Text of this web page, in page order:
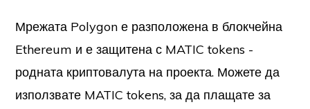
Мрежата Polygon е разположена в блокчейна
Ethereum и е защитена с MATIC tokens -
родната криптовалута на проекта. Можете да
използвате MATIC tokens, за да плащате за